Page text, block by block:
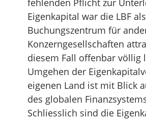
fehlenden Pflicht zur
Eigenkapital war die LBF als
Buchungszentrum für
Konzerngesellschaften
diesem Fall offenbar völlig
Umgehen der
eigenen Land ist mit Blick
des globalen
Schliesslich sind die